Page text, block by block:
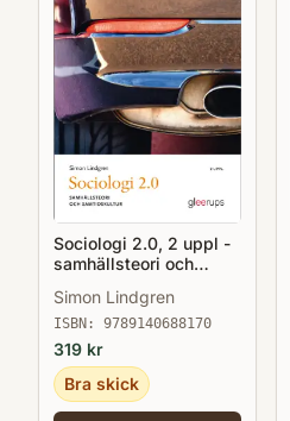
Sociologi 2.0, 2 uppl -
samhällsteori och
Simon Lindgren
ISBN: 9789140688170
319 kr
Bra skick